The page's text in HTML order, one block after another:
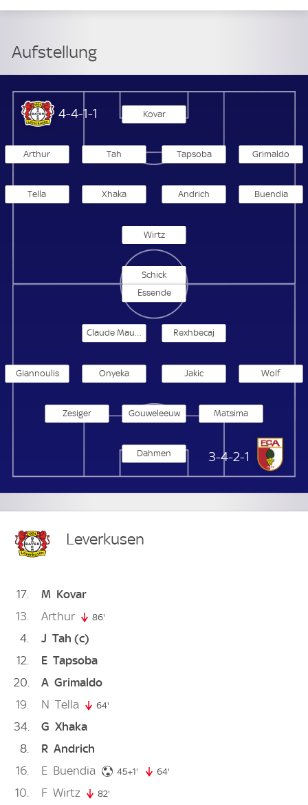
Aufstellung
Bayer 04 Leverkusen
4-4-1-1 Kovar
Arthur Tah Tapsoba Grimaldo
Tella Xhaka Andrich Buendia
Wirtz
Schick
FC Augsburg
3-4-2-1
Dahmen
Matsima
Gouweleeuw
Zesiger
Wolf
Jakic
Onyeka
Giannoulis
Rexhbecaj
Claude Maurice
Essende
Leverkusen
17 M Kovar
13
Arthur 86'
4 J Tah (c)
12
E Tapsoba
20
A Grimaldo
19
N Tella 64'
34 G Xhaka
8
R Andrich
16
E Buendia 45+1' 46. minute
64'
10 F Wirtz 82'